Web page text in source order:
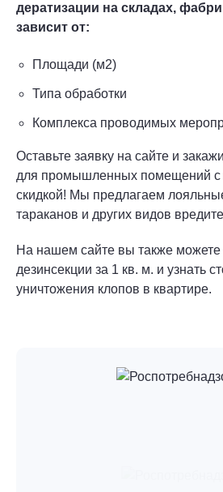
дератизации на складах,
зависит от:
Площади (м2)
Типа обработки
Комплекса проводимых
Оставьте заявку на сайте и
для промышленных помещений с
скидкой! Мы предлагаем
тараканов и других видов
На нашем сайте вы также можете
дезинсекции за 1 кв. м. и узнать
уничтожения клопов в квартире.